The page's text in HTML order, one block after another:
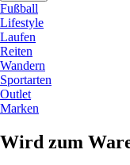
Fußball
Lifestyle
Laufen
Reiten
Wandern
Sportarten
Outlet
Marken
Wird zum